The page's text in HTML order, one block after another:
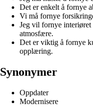
Det er enkelt å fornye
Vi må fornye
Jeg vil fornye interiøret
atmosfære.
Det er viktig å fornye
opplæring.
Synonymer
Oppdater
Modernisere